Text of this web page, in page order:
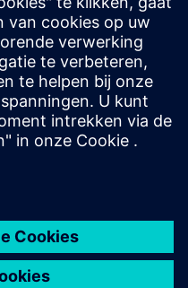
op SIMATIC PCS 7-